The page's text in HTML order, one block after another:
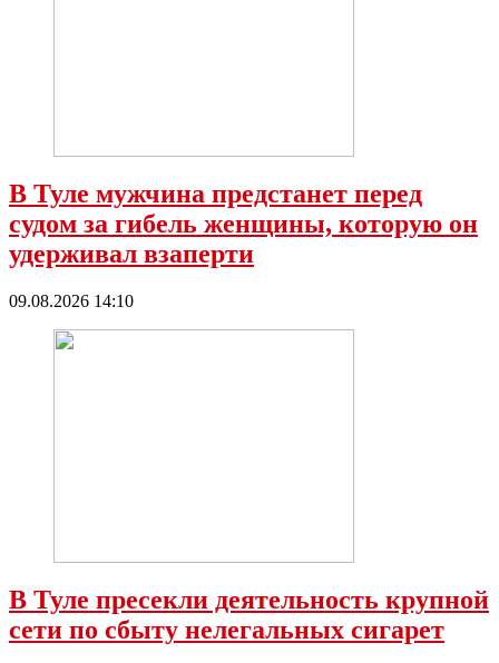
В Туле мужчина предстанет перед
судом за гибель женщины, которую он
удерживал взаперти
09.08.2026 14:10
В Туле пресекли деятельность крупной
сети по сбыту нелегальных сигарет